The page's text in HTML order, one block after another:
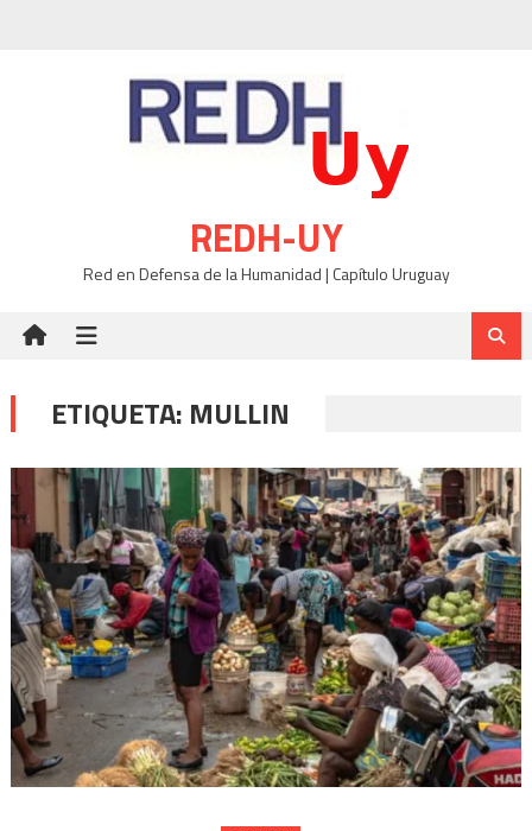
REDH-UY
Red en Defensa de la Humanidad | Capítulo Uruguay
ETIQUETA: MULLIN